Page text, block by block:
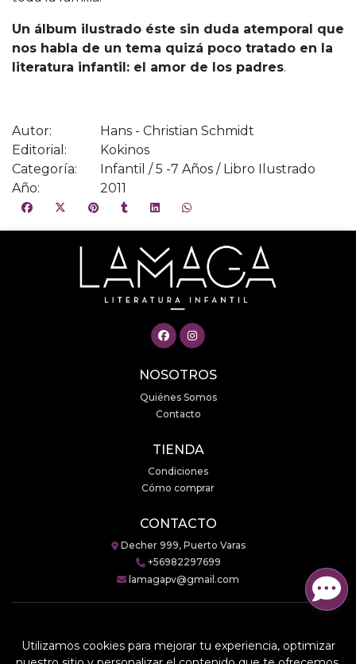
Un álbum ilustrado éste sin duda atemporal que
nos habla de un tema quizá poco tratado en la
literatura infantil: el amor de los padres.
Autor:
Hans - Christian Schmidt
Editorial:
Kokinos
Categoría:
Infantil / 5 -7 Años / Libro Ilustrado
Año:
2011
NOSOTROS
Quiénes Somos
Contacto
TIENDA
Condiciones
Cómo comprar
CONTACTO
Decher 999, Puerto Varas
+56982297699
lamagapv@gmail.com
LaMaga © 2026
Utilizamos cookies para mejorar tu experiencia, optimizar